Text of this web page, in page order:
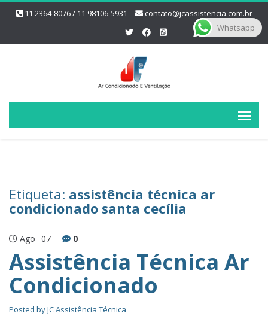
11 2364-8076 / 11 98106-5931 contato@jcassistencia.com.br
Etiqueta: assistência técnica ar
condicionado santa cecília
Ago 07 0
Assistência Técnica Ar
Condicionado
Posted byJC Assistência Técnica
Whatsapp